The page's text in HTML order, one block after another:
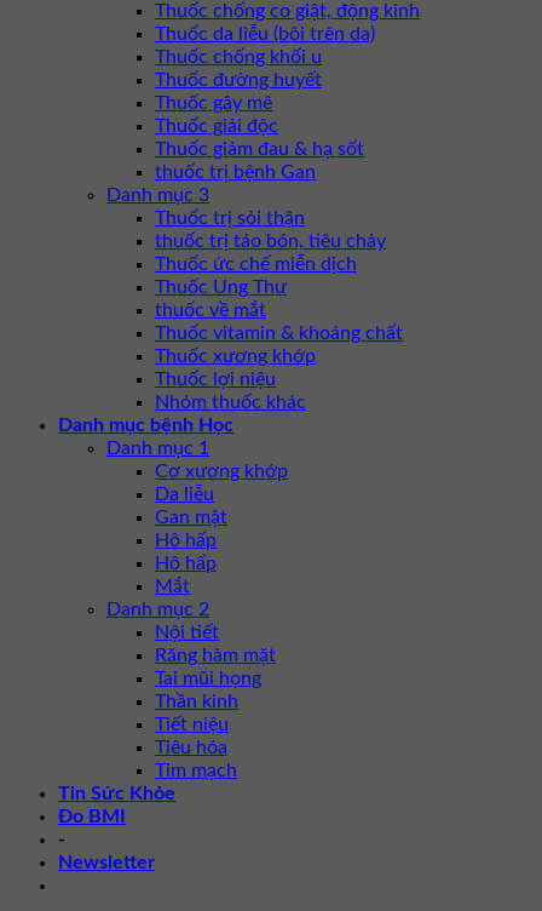
Thuốc chống co giật, động kinh
Thuốc da liễu (bôi trên da)
Thuốc chống khối u
Thuốc đường huyết
Thuốc gây mê
Thuốc giải độc
Thuốc giảm đau & hạ sốt
thuốc trị bệnh Gan
Danh mục 3
Thuốc trị sỏi thận
thuốc trị táo bón, tiêu chảy
Thuốc ức chế miễn dịch
Thuốc Ung Thư
thuốc về mắt
Thuốc vitamin & khoáng chất
Thuốc xương khớp
Thuốc lợi niệu
Nhóm thuốc khác
Danh mục bệnh Học
Danh mục 1
Cơ xương khớp
Da liễu
Gan mật
Hô hấp
Hô hấp
Mắt
Danh mục 2
Nội tiết
Răng hàm mặt
Tai mũi họng
Thần kinh
Tiết niệu
Tiêu hóa
Tim mạch
Tin Sức Khỏe
Đo BMI
-
Newsletter